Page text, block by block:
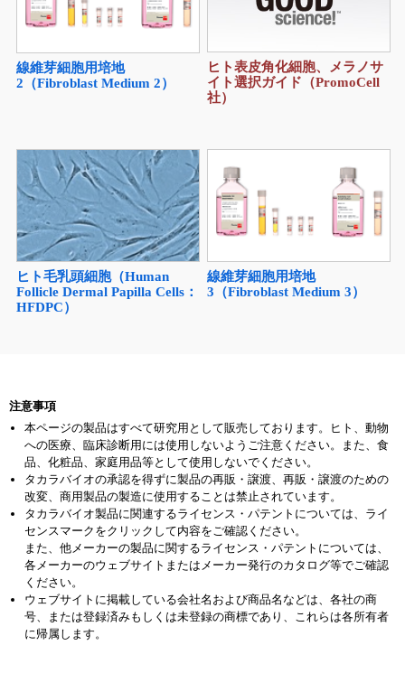
線維芽細胞用培地
2（Fibroblast Medium 2）
ヒト表皮角化細胞、メラノサ
イト選択ガイド（PromoCell
社）
ヒト毛乳頭細胞（Human
Follicle Dermal Papilla Cells：
HFDPC）
線維芽細胞用培地
3（Fibroblast Medium 3）
注意事項
本ページの製品はすべて研究用として販売しております。ヒト、動物
への医療、臨床診断用には使用しないようご注意ください。また、食
品、化粧品、家庭用品等として使用しないでください。
タカラバイオの承認を得ずに製品の再販・譲渡、再販・譲渡のための
改変、商用製品の製造に使用することは禁止されています。
タカラバイオ製品に関連するライセンス・パテントについては、ライ
センスマークをクリックして内容をご確認ください。
また、他メーカーの製品に関するライセンス・パテントについては、
各メーカーのウェブサイトまたはメーカー発行のカタログ等でご確認
ください。
ウェブサイトに掲載している会社名および商品名などは、各社の商
号、または登録済みもしくは未登録の商標であり、これらは各所有者
に帰属します。